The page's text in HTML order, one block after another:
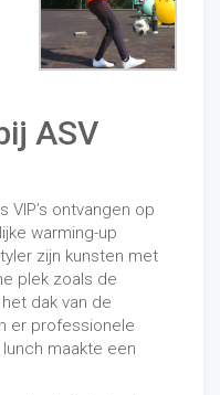
ASV
VIP’s ontvangen op
warming-up
zijn kunsten met
plek zoals de
dak van de
er professionele
maakte een